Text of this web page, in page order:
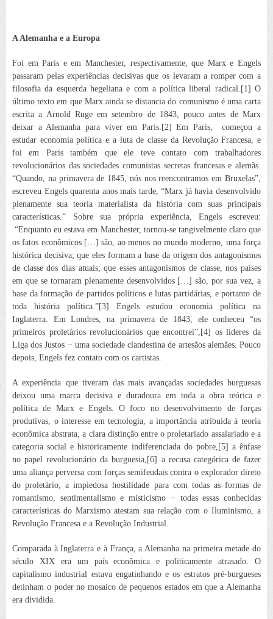
A Alemanha e a Europa
Foi em Paris e em Manchester, respectivamente, que Marx e Engels
passaram pelas experiências decisivas que os levaram a romper com a
filosofia da esquerda hegeliana e com a política liberal radical.[1] O
último texto em que Marx ainda se distancia do comunismo é uma carta
escrita a Arnold Ruge em setembro de 1843, pouco antes de Marx
deixar a Alemanha para viver em Paris.[2] Em Paris, começou a
estudar economia política e a luta de classe da Revolução Francesa, e
foi em Paristambém que ele teve contato com trabalhadores
revolucionários das sociedades comunistas secretas francesas e alemãs.
“Quando, na primavera de 1845, nós nos reencontramos em Bruxelas”,
escreveu Engels quarenta anos mais tarde, “Marx já havia desenvolvido
plenamente sua teoria materialista da história com suas principais
características.” Sobre sua própria experiência, Engels escreveu:
“Enquanto eu estava em Manchester, tornou-se tangivelmente claro que
os fatos econômicos […] são, ao menos no mundo moderno, uma força
histórica decisiva; que eles formam a base da origem dos antagonismos
de classe dos dias atuais; que esses antagonismos de classe, nos países
em que se tornaram plenamente desenvolvidos […] são, por sua vez, a
base da formação de partidos políticos e lutas partidárias, e portanto de
toda história política.”[3]
Engels estudou economia política na
Inglaterra. Em Londres, na primavera de 1843, ele conheceu “os
primeiros proletários revolucionários que encontrei”,[4] os líderes da
Liga dos Justos − uma sociedade clandestina de artesãos alemães. Pouco
depois, Engels fez contato com os cartistas.
A experiência que tiveram das mais avançadas sociedades burguesas
deixou uma marca decisiva e duradoura em toda a obra teórica e
política de Marx e Engels. O foco no desenvolvimento de forças
produtivas, o interesse em tecnologia, a importância atribuída à teoria
econômica abstrata, a clara distinção entre o proletariado assalariado e a
categoria social e historicamente indiferenciada do pobre,[5] a ênfase
no papel revolucionário da burguesia,[6] a recusa categórica de fazer
uma aliança perversa com forças semifeudais contra o explorador direto
do proletário, a impiedosa hostilidade para com todas as formas de
romantismo, sentimentalismo e misticismo − todas essas conhecidas
características do Marxismo atestam sua relação com o Iluminismo, a
Revolução Francesa e a Revolução Industrial.
Comparada à Inglaterra e à França, a Alemanha na primeira metade do
século XIX era um país econômica e politicamente atrasado. O
capitalismo industrial estava engatinhando e os estratos pré-burgueses
detinham o poder no mosaico de pequenos estados em que a Alemanha
era dividida.